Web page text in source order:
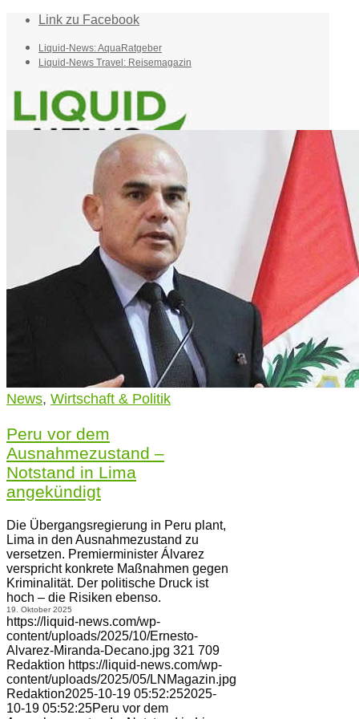
Link zu Facebook
Liquid-News: AquaRatgeber
Liquid-News Travel: Reisemagazin
Suche
News, Wirtschaft & Politik
Peru vor dem
Ausnahmezustand –
Notstand in Lima
angekündigt
Die Übergangsregierung in Peru plant,
Lima in den Ausnahmezustand zu
versetzen. Premierminister Álvarez
verspricht konkrete Maßnahmen gegen
Kriminalität. Der politische Druck ist
hoch – die Risiken ebenso.
19. Oktober 2025
https://liquid-news.com/wp-
content/uploads/2025/10/Ernesto-
Alvarez-Miranda-Decano.jpg 321 709
Redaktion https://liquid-news.com/wp-
content/uploads/2025/05/LNMagazin.jpg
Redaktion2025-10-19 05:52:252025-
10-19 05:52:25Peru vor dem